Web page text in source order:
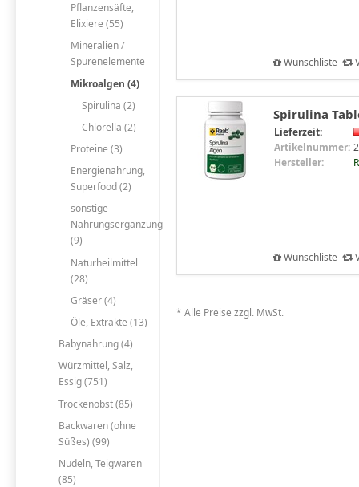
Pflanzensäfte,
Elixiere (55)
Mineralien /
Spurenelemente
Mikroalgen (4)
Spirulina (2)
Chlorella (2)
Proteine (3)
Energienahrung,
Superfood (2)
sonstige
Nahrungsergänzung
(9)
Naturheilmittel
(28)
Gräser (4)
Öle, Extrakte (13)
Babynahrung (4)
Würzmittel, Salz,
Essig (751)
Trockenobst (85)
Backwaren (ohne
Süßes) (99)
Nudeln, Teigwaren
(85)
Wunschliste
Spirulina
Lieferzeit:
Artikelnummer:
Hersteller:
Wunschliste
* Alle Preise zzgl. MwSt.